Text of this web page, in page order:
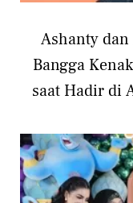
Ashanty
Bangga
saat Hadir di